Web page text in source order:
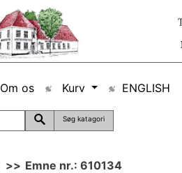
Om os Kurv ENGLISH
Søg katagori
>> Emne nr.: 610134